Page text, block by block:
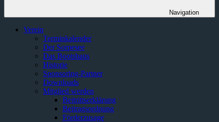
Navigation
Verein
Terminkalender
Der Sorpesee
Das Bootshaus
Historie
Sponsoring-Partner
Downloads
Mitglied werden
Beitrittserklärung
Beitragsordnung
Förderzusage